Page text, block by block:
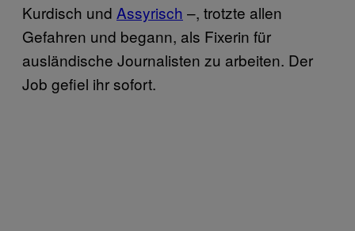
Kurdisch und Assyrisch –, trotzte allen
Gefahren und begann, als Fixerin für
ausländische Journalisten zu arbeiten. Der
Job gefiel ihr sofort.